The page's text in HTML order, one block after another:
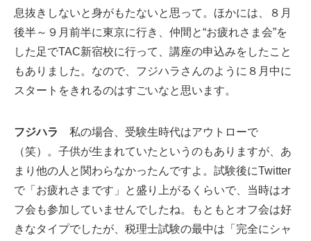
息抜きしないと身がもたないと思って。ほかには、８月
後半～９月前半に東京に行き、仲間と“お疲れさま会”を
した足でTAC新宿校に行って、講座の申込みをしたこと
もありました。なので、フジハラさんのように８月中に
スタートをきれるのはすごいなと思います。
フジハラ
私の場合、受験生時代はアウトローで
（笑）。子供が生まれていたというのもありますが、あ
まり他の人と関わらなかったんですよ。試験後にTwitter
で「お疲れさまです」と盛り上がるくらいで、当時はオ
フ会も参加していませんでしたね。もともとオフ会は好
きなタイプでしたが、税理士試験の最中は「完全にシャ